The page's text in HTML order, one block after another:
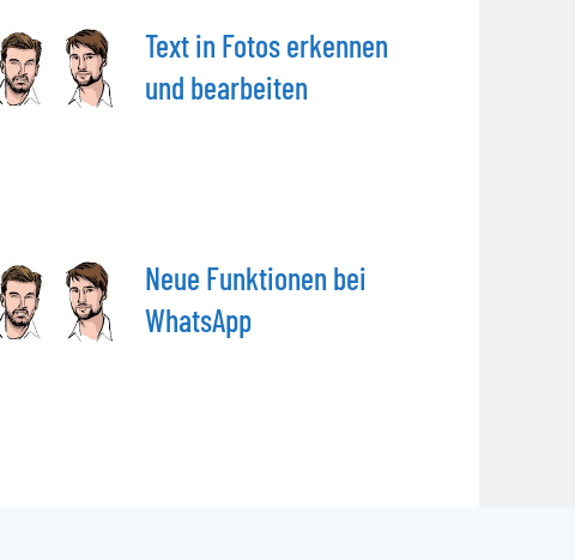
Text in Fotos erkennen
und bearbeiten
Neue Funktionen bei
WhatsApp